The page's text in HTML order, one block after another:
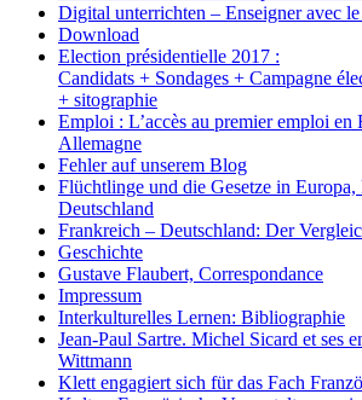
Digital unterrichten – Enseigner avec
Download
Election présidentielle 2017 :
Candidats + Sondages + Campagne
+ sitographie
Emploi : L’accès au premier emploi en
Allemagne
Fehler auf unserem Blog
Flüchtlinge und die Gesetze in Europa,
Deutschland
Frankreich – Deutschland: Der
Geschichte
Gustave Flaubert, Correspondance
Impressum
Interkulturelles Lernen: Bibliographie
Jean-Paul Sartre. Michel Sicard et ses
Wittmann
Klett engagiert sich für das Fach